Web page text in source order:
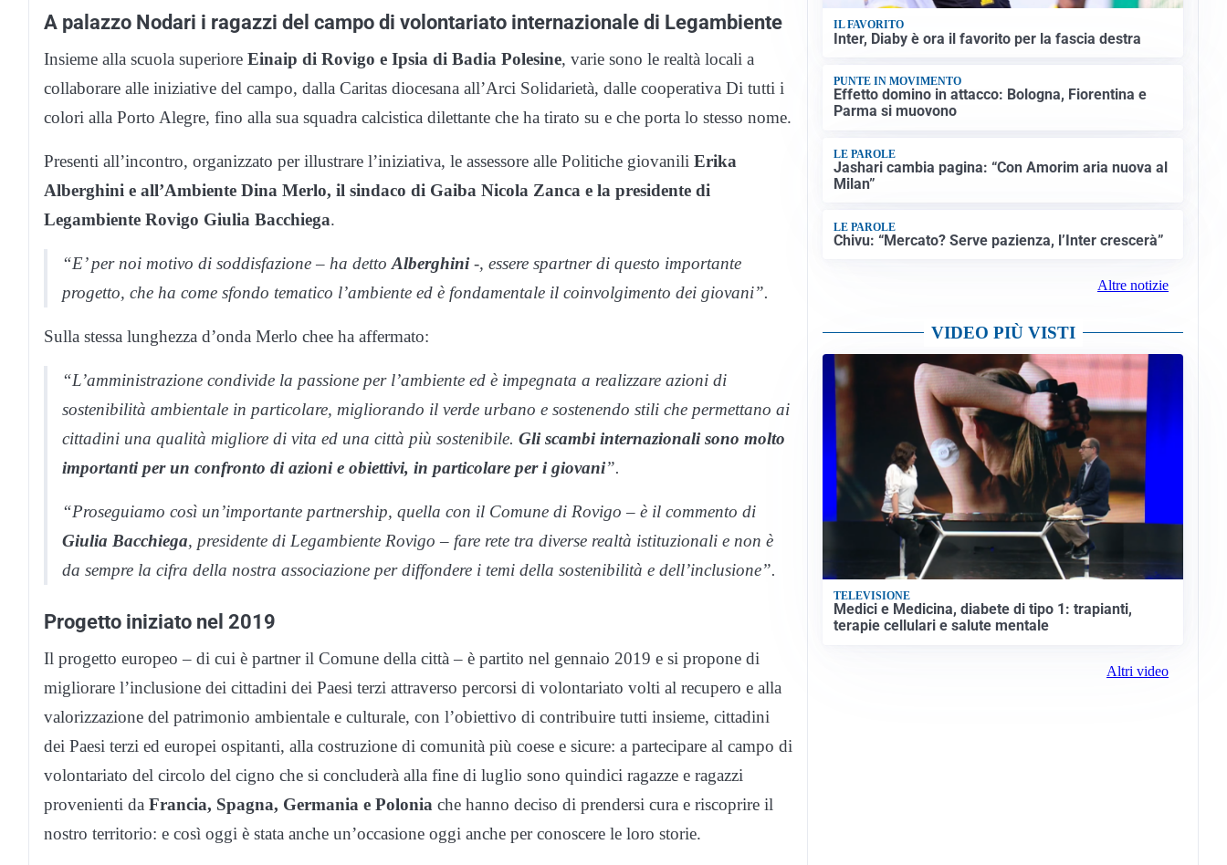
A palazzo Nodari i ragazzi del campo di volontariato internazionale di Legambiente
Insieme alla scuola superiore Einaip di Rovigo e Ipsia di Badia Polesine, varie sono le realtà locali a
collaborare alle iniziative del campo, dalla Caritas diocesana all’Arci Solidarietà, dalle cooperativa Di tutti i
colori alla Porto Alegre, fino alla sua squadra calcistica dilettante che ha tirato su e che porta lo stesso nome.
Presenti all’incontro, organizzato per illustrare l’iniziativa, le assessore alle Politiche giovanili Erika
Alberghini e all’Ambiente Dina Merlo, il sindaco di Gaiba Nicola Zanca e la presidente di
Legambiente Rovigo Giulia Bacchiega.
“E’ per noi motivo di soddisfazione – ha detto Alberghini-, essere spartner di questo importante
progetto, che ha come sfondo tematico l’ambiente ed è fondamentale il coinvolgimento dei giovani”.
Sulla stessa lunghezza d’onda Merlo chee ha affermato:
“L’amministrazione condivide la passione per l’ambiente ed è impegnata a realizzare azioni di
sostenibilità ambientale in particolare, migliorando il verde urbano e sostenendo stili che permettano ai
cittadini una qualità migliore di vita ed una città più sostenibile. Gli scambi internazionali sono molto
importanti per un confronto di azioni e obiettivi, in particolare per i giovani”.
“Proseguiamo così un’importante partnership, quella con il Comune di Rovigo – è il commento di
Giulia Bacchiega, presidente di Legambiente Rovigo – fare rete tra diverse realtà istituzionali e non è
da sempre la cifra della nostra associazione per diffondere i temi della sostenibilità e dell’inclusione”.
Progetto iniziato nel 2019
Il progetto europeo – di cui è partner il Comune della città – è partito nel gennaio 2019 e si propone di
migliorare l’inclusione dei cittadini dei Paesi terzi attraverso percorsi di volontariato volti al recupero e alla
valorizzazione del patrimonio ambientale e culturale, con l’obiettivo di contribuire tutti insieme, cittadini
dei Paesi terzi ed europei ospitanti, alla costruzione di comunità più coese e sicure: a partecipare al campo di
volontariato del circolo del cigno che si concluderà alla fine di luglio sono quindici ragazze e ragazzi
provenienti da Francia, Spagna, Germania e Polonia che hanno deciso di prendersi cura e riscoprire il
nostro territorio: e così oggi è stata anche un’occasione oggi anche per conoscere le loro storie.
IL FAVORITO
Inter, Diaby è ora il favorito per la fascia destra
PUNTE IN MOVIMENTO
Effetto domino in attacco: Bologna, Fiorentina e
Parma si muovono
LE PAROLE
Jashari cambia pagina: “Con Amorim aria nuova al
Milan”
LE PAROLE
Chivu: “Mercato? Serve pazienza, l’Inter crescerà”
Altre notizie
VIDEO PIÙ VISTI
TELEVISIONE
Medici e Medicina, diabete di tipo 1: trapianti,
terapie cellulari e salute mentale
Altri video